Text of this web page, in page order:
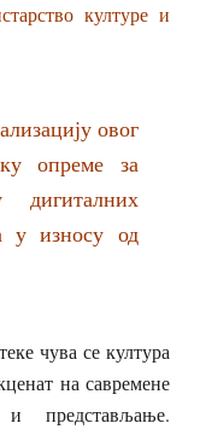
културе и
овог
опреме за
дигиталних
у износу од
чува се култура
на савремене
представљање.